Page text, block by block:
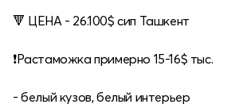
🔻 ЦЕНА - 26.100$ сип Ташкент
❗️Растаможка примерно 15-16$ тыс.
- белый кузов, белый интерьер